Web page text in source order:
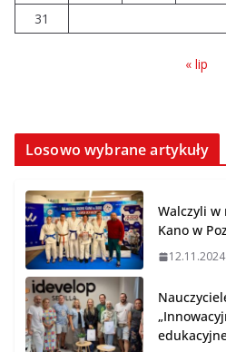
31
« lip
Losowo wybrane artykuły
Walczyli w
Kano w
12.11.2024